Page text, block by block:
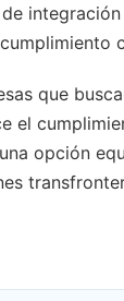
que
el
opción